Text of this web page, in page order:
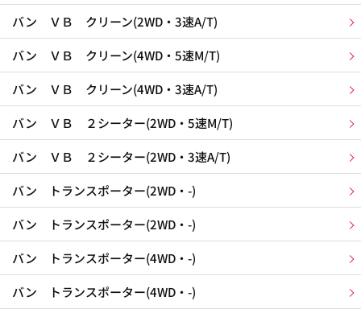
バン ＶＢ クリーン(2WD・3速A/T)
バン ＶＢ クリーン(4WD・5速M/T)
バン ＶＢ クリーン(4WD・3速A/T)
バン ＶＢ ２シーター(2WD・5速M/T)
バン ＶＢ ２シーター(2WD・3速A/T)
バン トランスポーター(2WD・-)
バン トランスポーター(2WD・-)
バン トランスポーター(4WD・-)
バン トランスポーター(4WD・-)